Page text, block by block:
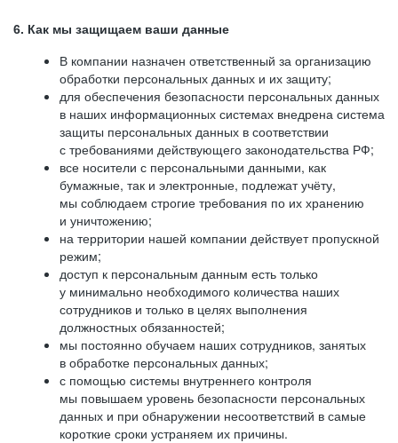
6. Как мы защищаем ваши данные
В компании назначен ответственный за организацию
обработки персональных данных и их защиту;
для обеспечения безопасности персональных данных
в наших информационных системах внедрена система
защиты персональных данных в соответствии
с требованиями действующего законодательства РФ;
все носители с персональными данными, как
бумажные, так и электронные, подлежат учёту,
мы соблюдаем строгие требования по их хранению
и уничтожению;
на территории нашей компании действует пропускной
режим;
доступ к персональным данным есть только
у минимально необходимого количества наших
сотрудников и только в целях выполнения
должностных обязанностей;
мы постоянно обучаем наших сотрудников, занятых
в обработке персональных данных;
с помощью системы внутреннего контроля
мы повышаем уровень безопасности персональных
данных и при обнаружении несоответствий в самые
короткие сроки устраняем их причины.